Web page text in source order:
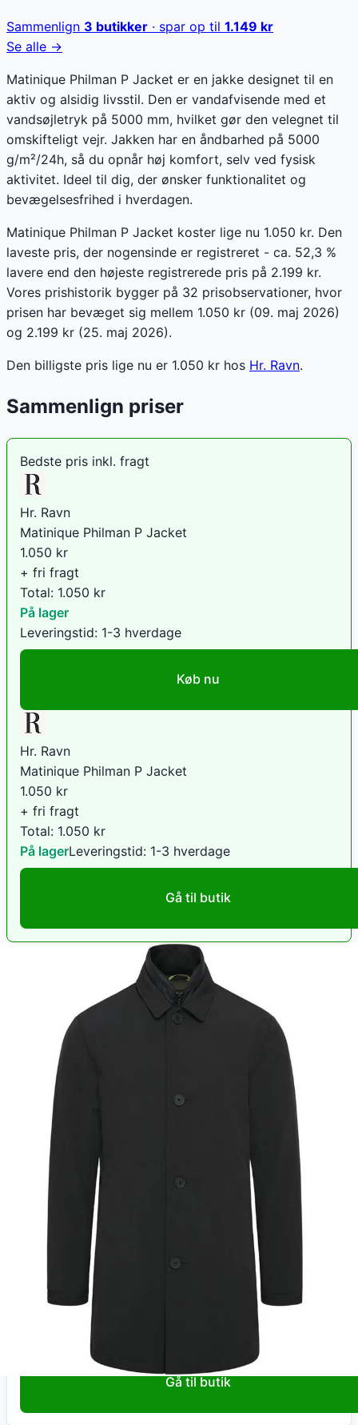
Sammenlign 3 butikker · spar op til 1.149 kr
Se alle →
Matinique Philman P Jacket er en jakke designet til en
aktiv og alsidig livsstil. Den er vandafvisende med et
vandsøjletryk på 5000 mm, hvilket gør den velegnet til
omskifteligt vejr. Jakken har en åndbarhed på 5000
g/m²/24h, så du opnår høj komfort, selv ved fysisk
aktivitet. Ideel til dig, der ønsker funktionalitet og
bevægelsesfrihed i hverdagen.
Matinique Philman P Jacket koster lige nu 1.050 kr. Den
laveste pris, der nogensinde er registreret - ca. 52,3 %
lavere end den højeste registrerede pris på 2.199 kr.
Vores prishistorik bygger på 32 prisobservationer, hvor
prisen har bevæget sig mellem 1.050 kr (09. maj 2026)
og 2.199 kr (25. maj 2026).
Den billigste pris lige nu er 1.050 kr hos Hr. Ravn.
Sammenlign priser
Bedste pris inkl. fragt
Hr. Ravn
Matinique Philman P Jacket
1.050 kr
+ fri fragt
Total: 1.050 kr
På lager
Leveringstid: 1-3 hverdage
Køb nu
Hr. Ravn
Matinique Philman P Jacket
1.050 kr
+ fri fragt
Total: 1.050 kr
På lagerLeveringstid: 1-3 hverdage
Gå til butik
Dintojmand.dk
Philman P New Tec Structure
kr
+ fri fragt
Total:
På lager
Leveringstid:
Dintojmand.dk
Philman P New Tec Structure
+ fri fragt
kr
Leveringstid:
Gå til butik